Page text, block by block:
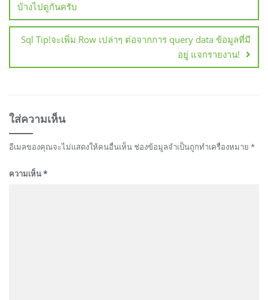
บ้างไปดูกันครับ
Sql Tip!จะเพิ่ม Row เปล่าๆ ต่อจากการ query data ข้อมูลที่มี
อยู่ แจกรายงาน!
ใส่ความเห็น
อีเมลของคุณจะไม่แสดงให้คนอื่นเห็น ช่องข้อมูลจำเป็นถูกทำเครื่องหมาย *
ความเห็น*